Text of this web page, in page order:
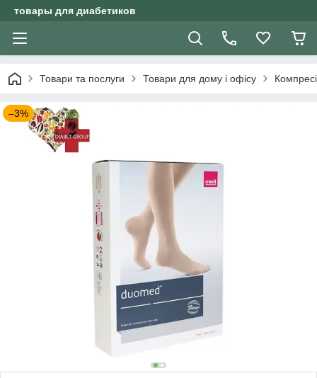
товары для диабетиков
Товари та послуги Товари для дому і офісу
–3%